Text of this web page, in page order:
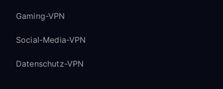
Gaming-VPN
Social-Media-VPN
Datenschutz-VPN